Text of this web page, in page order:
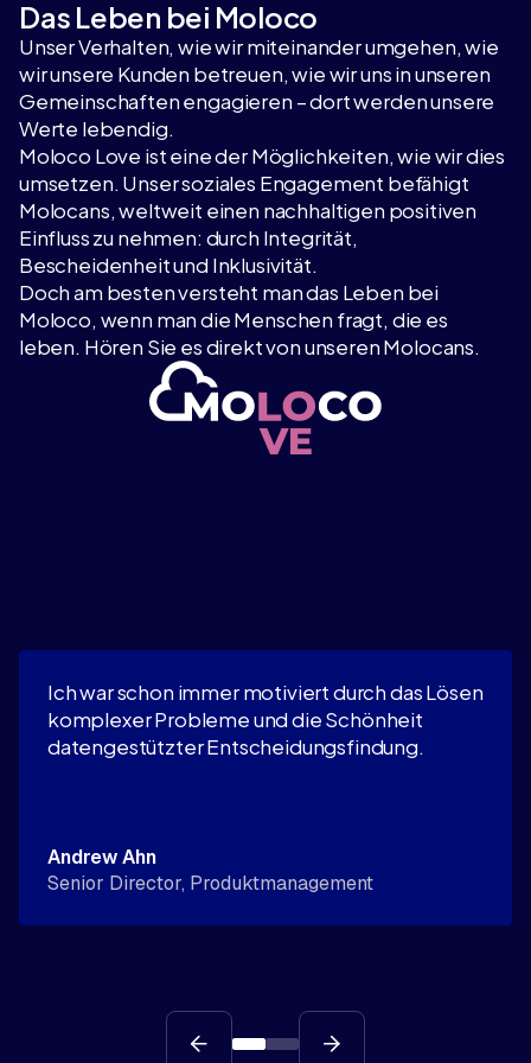
Das Leben bei Moloco
Unser Verhalten, wie wir miteinander umgehen, wie
wir unsere Kunden betreuen, wie wir uns in unseren
Gemeinschaften engagieren – dort werden unsere
Werte lebendig.
Moloco Love ist eine der Möglichkeiten, wie wir dies
umsetzen. Unser soziales Engagement befähigt
Molocans, weltweit einen nachhaltigen positiven
Einfluss zu nehmen: durch Integrität,
Bescheidenheit und Inklusivität.
Doch am besten versteht man das Leben bei
Moloco, wenn man die Menschen fragt, die es
leben. Hören Sie es direkt von unseren Molocans.
Ich war schon immer motiviert durch das Lösen
komplexer Probleme und die Schönheit
datengestützter Entscheidungsfindung.
Andrew Ahn
Senior Director, Produktmanagement